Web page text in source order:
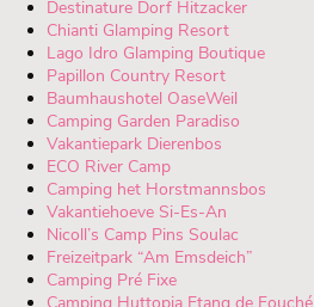
Destinature Dorf Hitzacker
Chianti Glamping Resort
Lago Idro Glamping Boutique
Papillon Country Resort
Baumhaushotel OaseWeil
Camping Garden Paradiso
Vakantiepark Dierenbos
ECO River Camp
Camping het Horstmannsbos
Vakantiehoeve Si-Es-An
Nicoll’s Camp Pins Soulac
Freizeitpark “Am Emsdeich”
Camping Pré Fixe